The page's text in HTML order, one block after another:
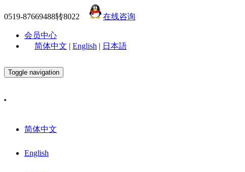
0519-87669488转8022 在线咨询
会员中心
简体中文 | English | 日本語
Toggle navigation
简体中文
English